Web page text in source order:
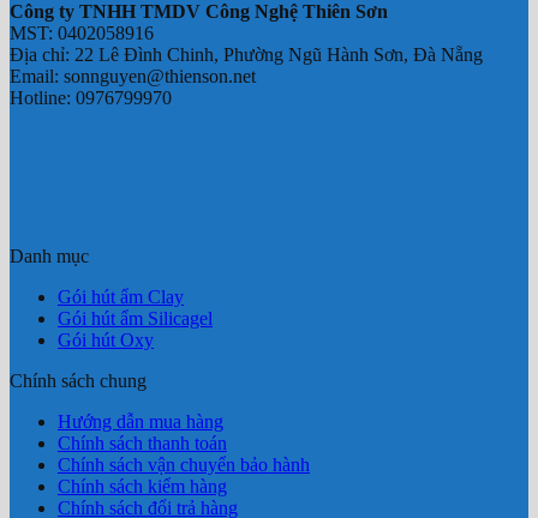
Công ty TNHH TMDV Công Nghệ Thiên Sơn
MST: 0402058916
Địa chỉ: 22 Lê Đình Chinh, Phường Ngũ Hành Sơn, Đà Nẵng
Email: sonnguyen@thienson.net
Hotline: 0976799970
Danh mục
Gói hút ẩm Clay
Gói hút ẩm Silicagel
Gói hút Oxy
Chính sách chung
Hướng dẫn mua hàng
Chính sách thanh toán
Chính sách vận chuyển bảo hành
Chính sách kiểm hàng
Chính sách đổi trả hàng